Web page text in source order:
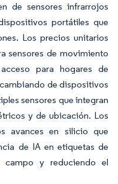
de sensores infrarrojos
portátiles que
Los precios unitarios
sensores de movimiento
para hogares de
de dispositivos
sensores que integran
y de ubicación. Los
avances en silicio que
de IA en etiquetas de
y reduciendo el